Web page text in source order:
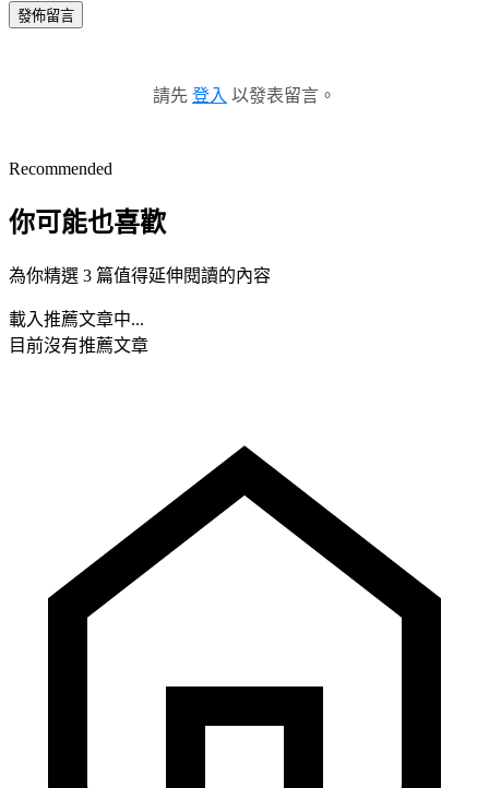
發佈留言
請先 登入 以發表留言。
Recommended
你可能也喜歡
為你精選 3 篇值得延伸閱讀的內容
載入推薦文章中...
目前沒有推薦文章